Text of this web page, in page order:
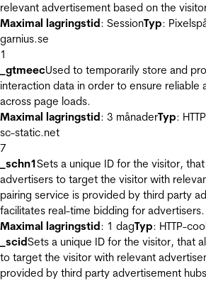
relevant advertisement based on the
Maximal lagringstid: SessionTyp:
garnius.se
1
_gtmeecUsed to temporarily store and
interaction data in order to ensure reliable
across page loads.
Maximal lagringstid: 3 månaderTyp:
sc-static.net
7
_schn1Sets a unique ID for the visitor,
advertisers to target the visitor with
pairing service is provided by third party
facilitates real-time bidding for advertisers.
Maximal lagringstid: 1 dagTyp: HTTP-
_scidSets a unique ID for the visitor, that
to target the visitor with relevant
provided by third party advertisement